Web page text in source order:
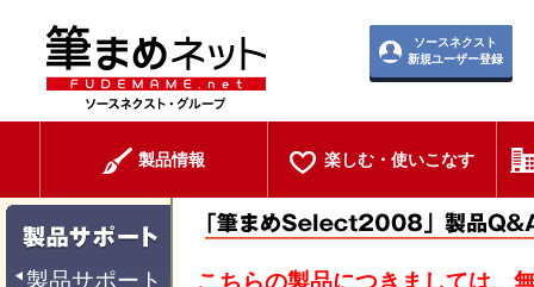
ソースネクスト
新規ユーザー登録
製品情報 楽しむ・使いこなす
製品サポート
こちらの製品につきましては、